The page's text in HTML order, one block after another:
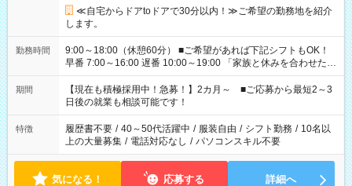
≪自宅からドアtoドアで30分以内！≫ご希望の勤務地を紹介
します。
勤務時間
9:00～18:00（休憩60分） ■ご希望があれば下記シフトもOK！
早番 7:00～16:00 遅番 10:00～19:00 「家族と休みを合わせた
い」 「余裕を持って夕飯の準備がしたい」 「できれば残業はし
たくない」 など、ご希望を教えてくださいね。 ※Wワーク希望
の方へ 今ご覧のお仕事で希望する勤務時間と、もう1つのお仕事
の勤務時間。 合計で週40時間を超える場合は応募できません。
期間
【現在も積極採用中！急募！】2カ月～ ■ご応募から最短2～3
日後の就業も相談可能です！
特徴 履歴書不要 / 40～50代活躍中 / 服装自由 / シフト勤務 / 10名以
上の大量募集 / 電話対応なし / パソコンスキル不要
気になる！ 応募する 詳細へ